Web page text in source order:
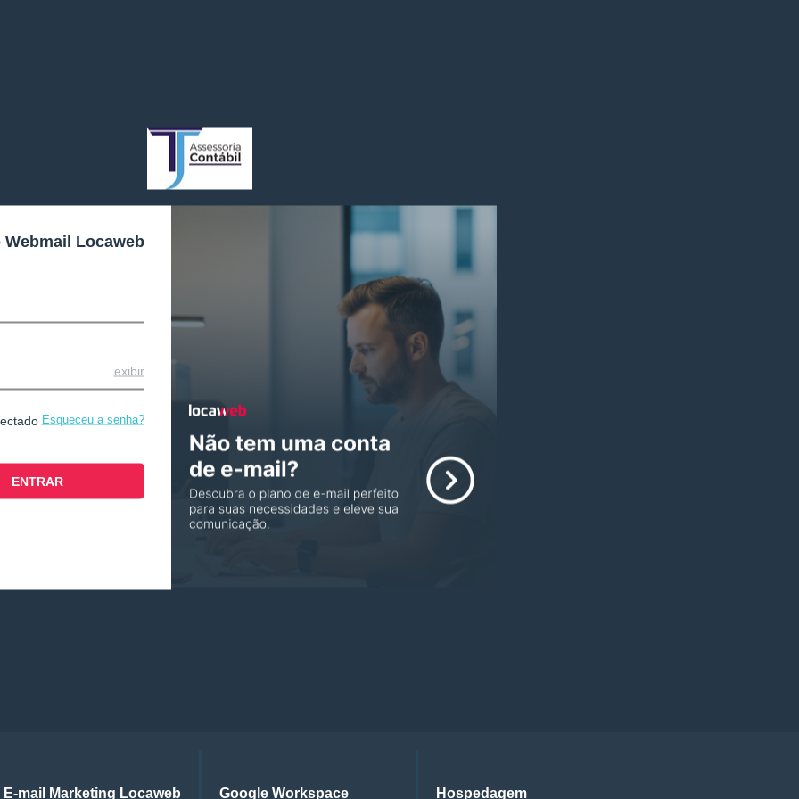
Webmail Locaweb
exibir
Esqueceu a senha?
E-mail Marketing Locaweb Google Workspace Hospedagem